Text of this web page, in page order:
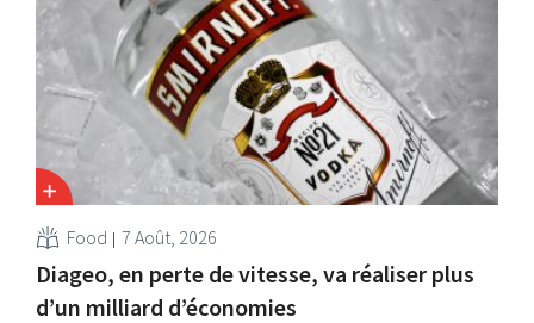
Food 7 Août, 2026
Diageo, en perte de vitesse, va réaliser plus
d’un milliard d’économies